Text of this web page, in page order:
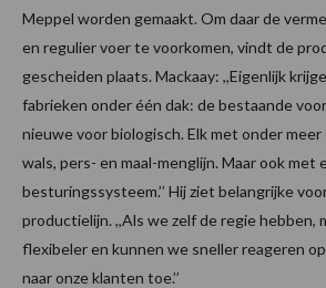
Meppel worden gemaakt. Om daar de
en regulier voer te voorkomen, vindt de
gescheiden plaats. Mackaay: ,,Eigenlijk
fabrieken onder één dak: de bestaande
nieuwe voor biologisch. Elk met onder
wals, pers- en maal-menglijn. Maar ook met
besturingssysteem.’’ Hij ziet belangrijke
productielijn. ,,Als we zelf de regie hebben,
flexibeler en kunnen we sneller reageren
naar onze klanten toe.’’